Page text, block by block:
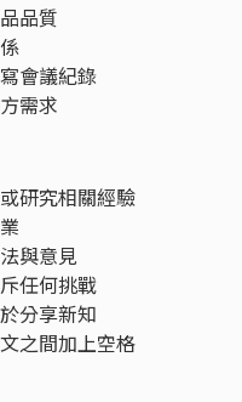
品質
會議紀錄
需求
研究相關經驗
與意見
任何挑戰
分享新知
之間加上空格